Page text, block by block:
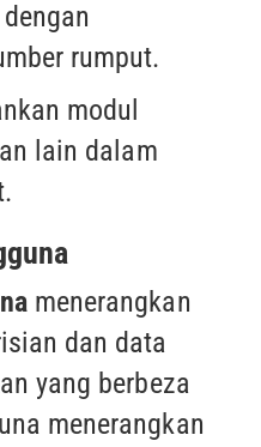
dengan
rumput.
modul
lain dalam
menerangkan
dan data
yang berbeza
menerangkan